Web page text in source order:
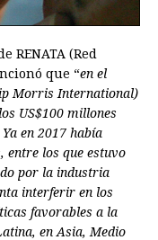
RENATA (Red
que “en el
Morris International)
US$100 millones
en 2017 había
entre los que estuvo
por la industria
interferir en los
favorables a la
en Asia, Medio